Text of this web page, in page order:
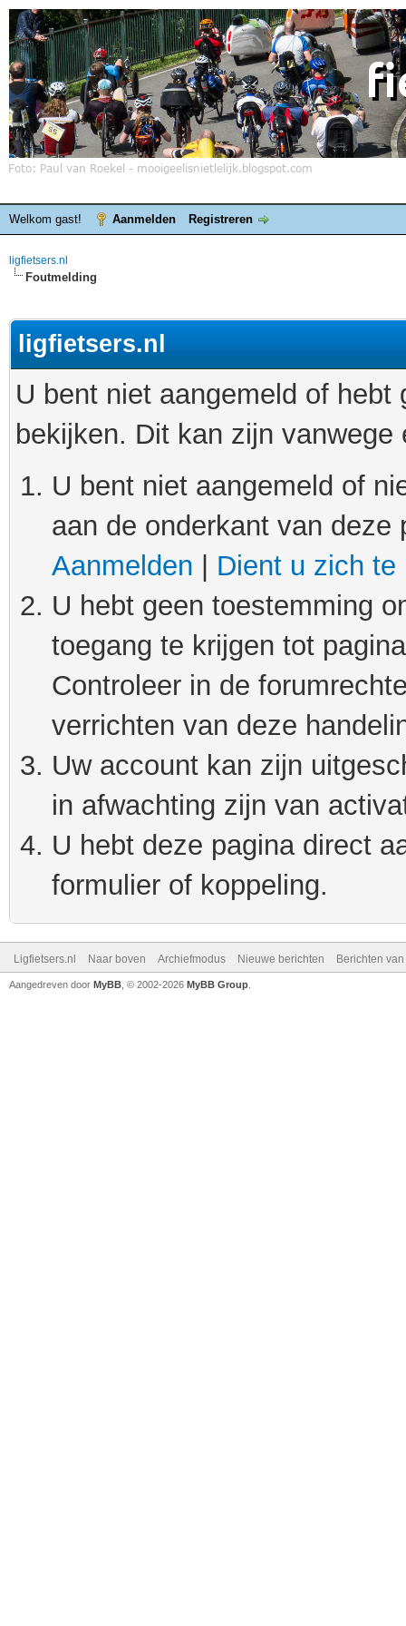
Welkom gast! Aanmelden Registreren
ligfietsers.nl
Foutmelding
ligfietsers.nl
U bent niet aangemeld of
bekijken. Dit kan zijn
U bent niet aangemeld of
aan de onderkant van
Aanmelden
Dient u zich te
U hebt geen toestemming
toegang te krijgen tot
Controleer in de
verrichten van deze
Uw account kan zijn
in afwachting zijn van
U hebt deze pagina direct
formulier of koppeling.
Ligfietsers.nl Naar boven Archiefmodus Nieuwe berichten Berichten
Aangedreven door MyBB , © 2002-2026 MyBB Group